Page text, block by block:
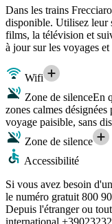
Dans les trains
disponible. Utilisez leur
films, la télévision et
à jour sur les voyages
Wifi
Zone de silenceEn
zones calmes
voyage paisible, sans
Zone de silence
Accessibilité
Si vous avez besoin
le numéro gratuit 800
Depuis l'étranger ou
international